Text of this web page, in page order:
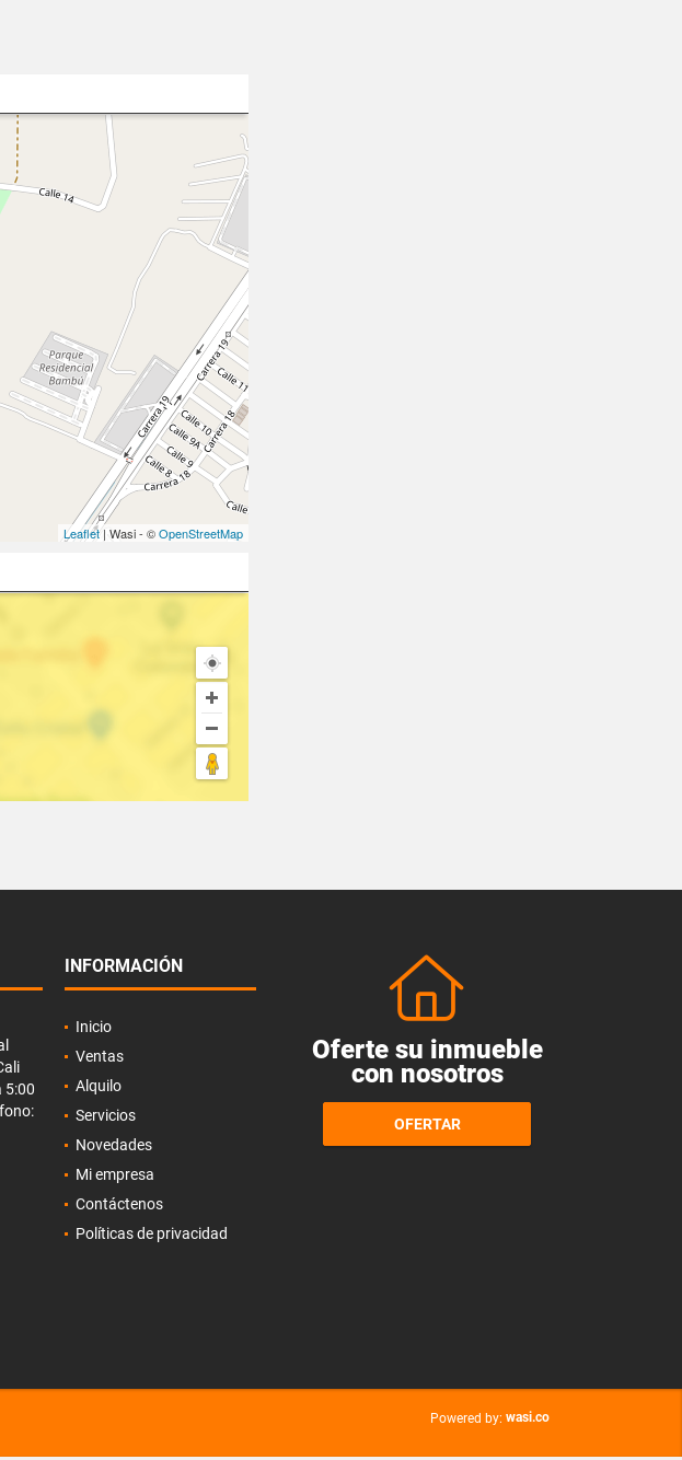
Leaflet| Wasi - ©OpenStreetMap
5:00
INFORMACIÓN
Inicio
Ventas
Alquilo
Servicios
Novedades
Mi empresa
Contáctenos
Políticas de privacidad
Oferte su inmueble
con nosotros
OFERTAR
Powered by: wasi.co